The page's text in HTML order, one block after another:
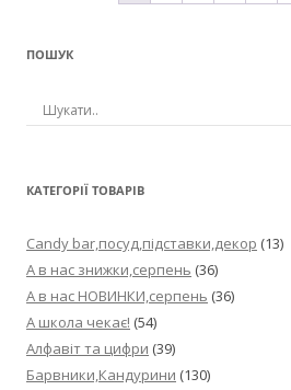
ПОШУК
КАТЕГОРІЇ ТОВАРІВ
Candy bar,посуд,підставки,декор (13)
А в нас знижки,серпень (36)
А в нас НОВИНКИ,серпень (36)
А школа чекає! (54)
Алфавіт та цифри (39)
Барвники,Кандурини (130)